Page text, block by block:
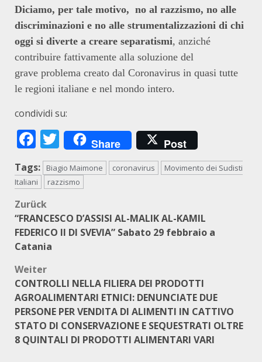
Diciamo, per tale motivo, no al razzismo, no alle
discriminazioni e no alle strumentalizzazioni di chi
oggi si diverte a creare separatismi, anziché
contribuire fattivamente alla soluzione del
grave problema creato dal Coronavirus in quasi tutte
le regioni italiane e nel mondo intero.
condividi su:
Facebook
Twitter
Share Post
Tags: Biagio Maimone coronavirus
Movimento dei Sudisti
Italiani
razzismo
Beitragsnavigation
Zurück
“FRANCESCO D’ASSISI AL-MALIK AL-KAMIL
FEDERICO II DI SVEVIA” Sabato 29 febbraio a
Catania
Weiter
CONTROLLI NELLA FILIERA DEI PRODOTTI
AGROALIMENTARI ETNICI: DENUNCIATE DUE
PERSONE PER VENDITA DI ALIMENTI IN CATTIVO
STATO DI CONSERVAZIONE E SEQUESTRATI OLTRE
8 QUINTALI DI PRODOTTI ALIMENTARI VARI